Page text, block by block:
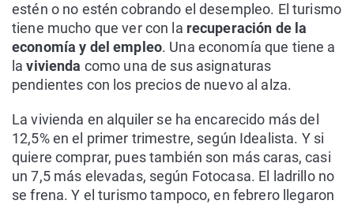
estén o no estén cobrando el desempleo. El turismo
tiene mucho que ver con la recuperación de la
economía y del empleo. Una economía que tiene a
lavivienda como una de sus asignaturas
pendientes con los precios de nuevo al alza.
La vivienda en alquiler se ha encarecido más del
12,5% en el primer trimestre, según Idealista. Y si
quiere comprar, pues también son más caras, casi
un 7,5 más elevadas, según Fotocasa. El ladrillo no
se frena. Y el turismo tampoco, en febrero llegaron